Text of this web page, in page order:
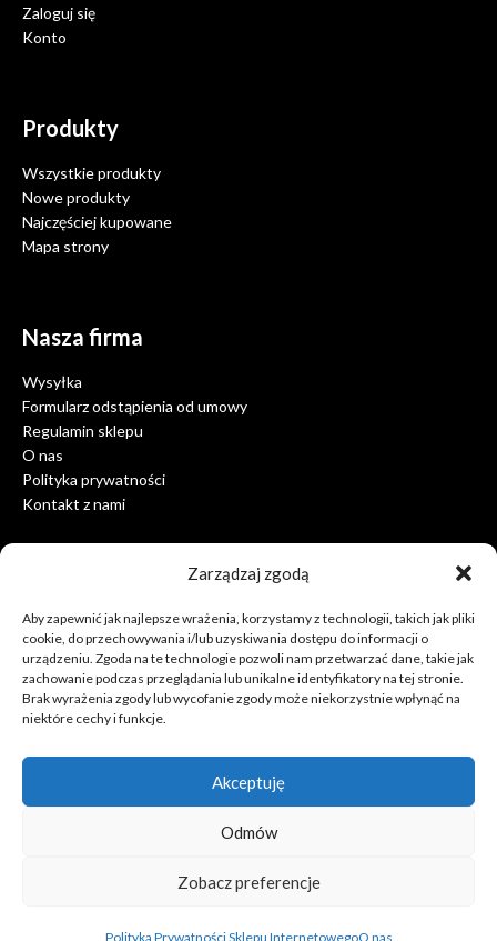
Zarządzaj zgodą
Aby zapewnić jak najlepsze wrażenia, korzystamy z technologii, takich jak pliki
cookie, do przechowywania i/lub uzyskiwania dostępu do informacji o
urządzeniu. Zgoda na te technologie pozwoli nam przetwarzać dane, takie jak
zachowanie podczas przeglądania lub unikalne identyfikatory na tej stronie.
Brak wyrażenia zgody lub wycofanie zgody może niekorzystnie wpłynąć na
niektóre cechy i funkcje.
Akceptuję
Odmów
Zobacz preferencje
Polityka Prywatności Sklepu InternetowegoO nas
Zaloguj się
Konto
Produkty
Wszystkie produkty
Nowe produkty
Najczęściej kupowane
Mapa strony
Nasza firma
Wysyłka
Formularz odstąpienia od umowy
Regulamin sklepu
O nas
Polityka prywatności
Kontakt z nami
Sklep Internetowy Centrum Opatrzności Bożej
ul. Hlonda 1
02-972 Warszawa
Polska
Napisz do nas: sklep@centrumopatrznosci.pl